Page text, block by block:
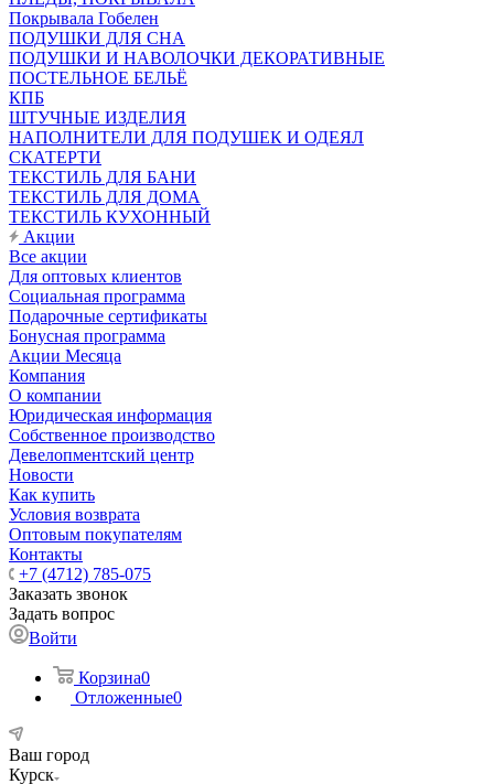
Покрывала Гобелен
ПОДУШКИ ДЛЯ СНА
ПОДУШКИ И НАВОЛОЧКИ ДЕКОРАТИВНЫЕ
ПОСТЕЛЬНОЕ БЕЛЬЁ
КПБ
ШТУЧНЫЕ ИЗДЕЛИЯ
НАПОЛНИТЕЛИ ДЛЯ ПОДУШЕК И ОДЕЯЛ
СКАТЕРТИ
ТЕКСТИЛЬ ДЛЯ БАНИ
ТЕКСТИЛЬ ДЛЯ ДОМА
ТЕКСТИЛЬ КУХОННЫЙ
Акции
Все акции
Для оптовых клиентов
Социальная программа
Подарочные сертификаты
Бонусная программа
Акции Месяца
Компания
О компании
Юридическая информация
Собственное производство
Девелопментский центр
Новости
Как купить
Условия возврата
Оптовым покупателям
Контакты
+7 (4712) 785-075
Заказать звонок
Задать вопрос
Войти
Корзина0
Отложенные0
Ваш город
Курск